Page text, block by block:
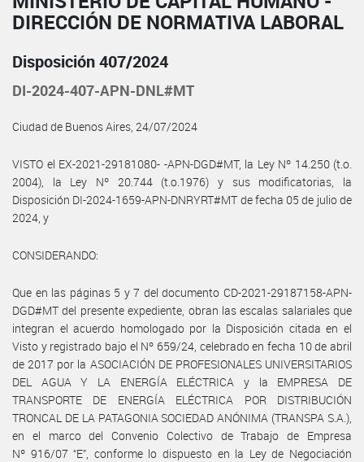
DIRECCIÓN DE NORMATIVA LABORAL
Disposición 407/2024
DI-2024-407-APN-DNL#MT
Ciudad de Buenos Aires, 24/07/2024
VISTO el EX-2021-29181080- -APN-DGD#MT, la Ley Nº 14.250 (t.o.
2004), la Ley Nº 20.744 (t.o.1976) y sus modificatorias, la
Disposición DI-2024-1659-APN-DNRYRT#MT de fecha 05 de julio de
2024, y
CONSIDERANDO:
Que en las páginas 5 y 7 del documento CD-2021-29187158-APN-
DGD#MT del presente expediente, obran las escalas salariales que
integran el acuerdo homologado por la Disposición citada en el
Visto y registrado bajo el Nº 659/24, celebrado en fecha 10 de abril
de 2017 por la ASOCIACIÓN DE PROFESIONALES UNIVERSITARIOS
DEL AGUA Y LA ENERGÍA ELÉCTRICA y la EMPRESA DE
TRANSPORTE DE ENERGÍA ELÉCTRICA POR DISTRIBUCIÓN
TRONCAL DE LA PATAGONIA SOCIEDAD ANÓNIMA (TRANSPA S.A.),
en el marco del Convenio Colectivo de Trabajo de Empresa
Nº 916/07 “E”, conforme lo dispuesto en la Ley de Negociación